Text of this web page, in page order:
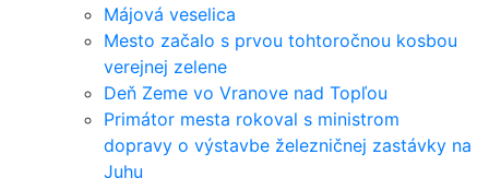
Májová veselica
Mesto začalo s prvou tohtoročnou kosbou
verejnej zelene
Deň Zeme vo Vranove nad Topľou
Primátor mesta rokoval s ministrom
dopravy o výstavbe železničnej zastávky na
Juhu